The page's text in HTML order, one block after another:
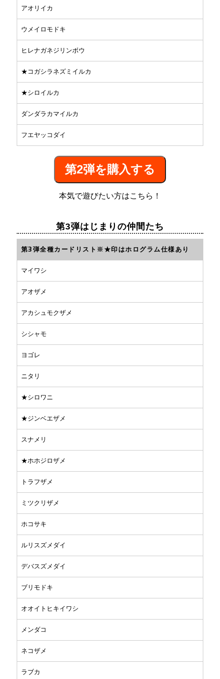
アオリイカ
ウメイロモドキ
ヒレナガネジリンボウ
★コガシラネズミイルカ
★シロイルカ
ダンダラカマイルカ
フエヤッコダイ
第2弾を購入する
本気で遊びたい方はこちら！
第3弾はじまりの仲間たち
第3弾全種カードリスト※★印はホログラム仕様あり
マイワシ
アオザメ
アカシュモクザメ
シシャモ
ヨゴレ
ニタリ
★シロワニ
★ジンベエザメ
スナメリ
★ホホジロザメ
トラフザメ
ミツクリザメ
ホコサキ
ルリスズメダイ
デバスズメダイ
ブリモドキ
オオイトヒキイワシ
メンダコ
ネコザメ
ラブカ